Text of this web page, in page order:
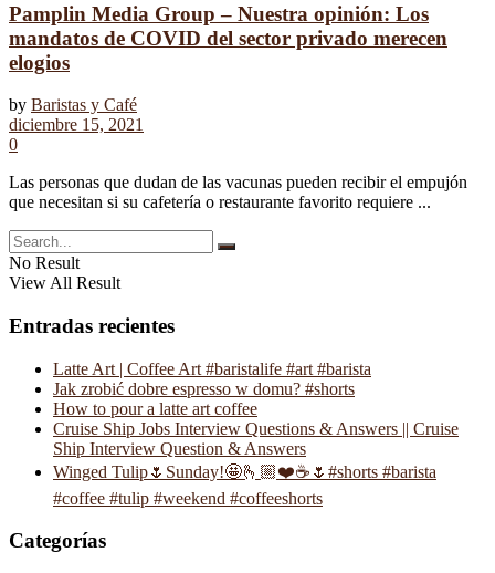
Pamplin Media Group – Nuestra opinión: Los
mandatos de COVID del sector privado merecen
elogios
by Baristas y Café
diciembre 15, 2021
0
Las personas que dudan de las vacunas pueden recibir el empujón
que necesitan si su cafetería o restaurante favorito requiere ...
No Result
View All Result
Entradas recientes
Latte Art | Coffee Art #baristalife #art #barista
Jak zrobić dobre espresso w domu? #shorts
How to pour a latte art coffee
Cruise Ship Jobs Interview Questions & Answers || Cruise
Ship Interview Question & Answers
Winged Tulip🌷Sunday!🤩🫰🏼❤️☕️🌷#shorts #barista
#coffee #tulip #weekend #coffeeshorts
Categorías